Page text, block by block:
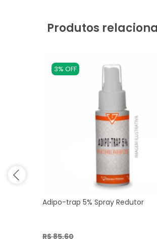
Produtos
3% OFF
Adipo-trap 5% Spray Redutor
R$ 85,60